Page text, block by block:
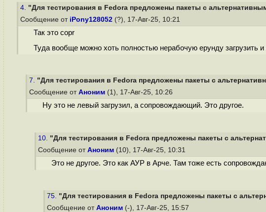
4. "Для тестирования в Fedora предложены пакеты с
Сообщение от iPony128052 (?), 17-Авг-25, 10:21
Так это copr
Туда вообще можно хоть полностью нерабочую ерунду загрузить и
7. "Для тестирования в Fedora предложены пакеты с
Сообщение от Аноним (1), 17-Авг-25, 10:26
Ну это не левый загрузил, а сопровождающий. Это другое.
10. "Для тестирования в Fedora предложены пакеты с
Сообщение от Аноним (10), 17-Авг-25, 10:31
Это не другое. Это как АУР в Арче. Там тоже есть
75. "Для тестирования в Fedora предложены пакеты с
Сообщение от Аноним (-), 17-Авг-25, 15:57